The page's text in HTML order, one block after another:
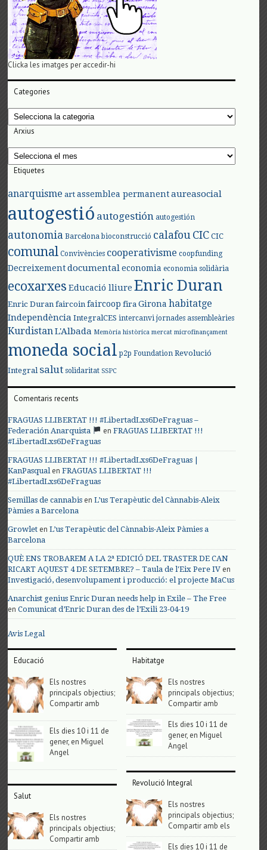
Clicka les imatges per accedir-hi
Categories
Categories
Arxius
Arxius
Etiquetes
anarquisme art assemblea permanent aureasocial
autogestió autogestión autogestión
autonomia Barcelona bioconstrucció calafou CIC CIC
comunal Convivències cooperativisme coopfunding
Decreixement documental economia economia solidària
ecoxarxes Educació lliure Enric Duran
Enric Duran faircoin faircoop fira Girona habitatge
Independència IntegralCES intercanvi jornades assembleàries
KurdistanL'Albada Memòria històrica mercat microfinançament
moneda social p2p Foundation Revolució
Integral salut solidaritat SSPC
Comentaris recents
FRAGUAS LLIBERTAT !!! #LibertadLxs6DeFraguas –
Federación Anarquista
enFRAGUAS LLIBERTAT !!!
#LibertadLxs6DeFraguas
FRAGUAS LLIBERTAT !!! #LibertadLxs6DeFraguas |
KanPasqualenFRAGUAS LLIBERTAT !!!
#LibertadLxs6DeFraguas
Semillas de cannabis enL’us Terapèutic del Cànnabis-Aleix
Pàmies a Barcelona
Growlet enL’us Terapèutic del Cànnabis-Aleix Pàmies a
Barcelona
QUÈ ENS TROBAREM A LA 2ª EDICIÓ DEL TRASTER DE CAN
RICART AQUEST 4 DE SETEMBRE? – Taula de l'Eix Pere IV en
Investigació, desenvolupament i producció: el projecte MaCus
Anarchist genius Enric Duran needs help in Exile – The Free
enComunicat d’Enric Duran des de l’Exili 23-04-19
Avis Legal
Educació
Els nostres
principals objectius;
Compartir amb
Els dies 10 i 11 de
gener, en Miguel
Angel
Salut
Els nostres
principals objectius;
Compartir amb
Habitatge
Els nostres
principals objectius;
Compartir amb
Els dies 10 i 11 de
gener, en Miguel
Angel
Revolució Integral
Els nostres
principals objectius;
Compartir amb els
Els dies 10 i 11 de